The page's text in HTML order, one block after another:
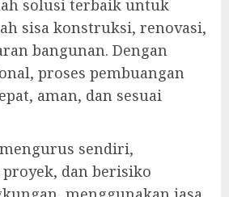
solusi terbaik untuk
sisa konstruksi, renovasi,
bangunan. Dengan
proses pembuangan
aman, dan sesuai
sendiri,
dan berisiko